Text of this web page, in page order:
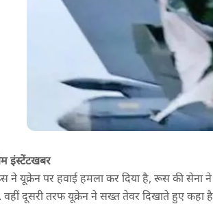
इंस्टेंटखबर
ने यूक्रेन पर हवाई हमला कर दिया है, रूस की सेना ने
वहीं दूसरी तरफ यूक्रेन ने सख्त तेवर दिखाते हुए कहा है